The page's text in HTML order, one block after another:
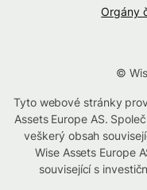
Orgány
©
Tyto webové stránky
Assets Europe AS.
veškerý obsah
Wise Assets Europe
související s